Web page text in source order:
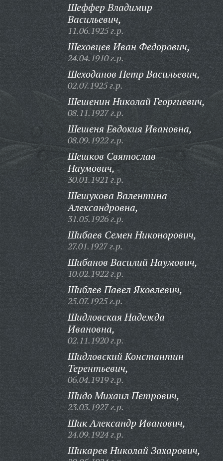
Шеффер Владимир
Васильевич,
11.06.1925 г.р.
Шеховцев Иван Федорович,
24.04.1910 г.р.
Шеходанов Петр Васильевич,
02.07.1925 г.р.
Шешенин Николай Георгиевич,
08.11.1927 г.р.
Шешеня Евдокия Ивановна,
08.09.1922 г.р.
Шешков Святослав
Наумович,
30.01.1921 г.р.
Шешукова Валентина
Александровна,
31.05.1926 г.р.
Шибаев Семен Никонорович,
27.01.1927 г.р.
Шибанов Василий Наумович,
10.02.1922 г.р.
Шиблев Павел Яковлевич,
25.07.1925 г.р.
Шидловская Надежда
Ивановна,
02.11.1920 г.р.
Шидловский Константин
Терентьевич,
06.04.1919 г.р.
Шидо Михаил Петрович,
23.03.1927 г.р.
Шик Александр Иванович,
24.09.1924 г.р.
Шикарев Николай Захарович,